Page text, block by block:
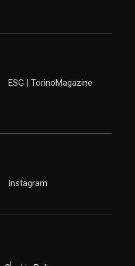
ESG | TorinoMagazine
Instagram